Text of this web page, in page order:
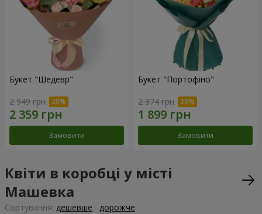
Букет "Шедевр"
2 949 грн
Замовити
Букет "Портофіно"
2 374 грн
Замовити
Квіти в коробці у місті
Машевка
Сортування: дешевше дорожче